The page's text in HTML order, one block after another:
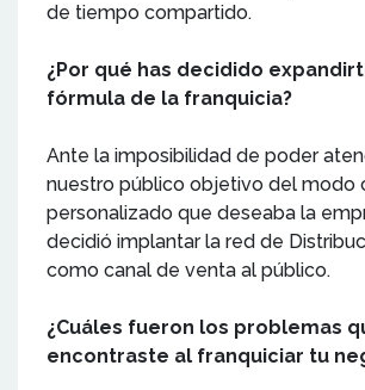
de tiempo compartido.
¿Por qué has decidido
fórmula de la franquicia?
Ante la imposibilidad de poder
nuestro público objetivo del modo
personalizado que deseaba la
decidió implantar la red de
como canal de venta al público.
¿Cuáles fueron los problemas
encontraste al franquiciar tu